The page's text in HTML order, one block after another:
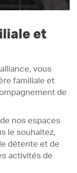
et
vous
familiale et
de
nos espaces
le souhaitez,
détente et de
activités de